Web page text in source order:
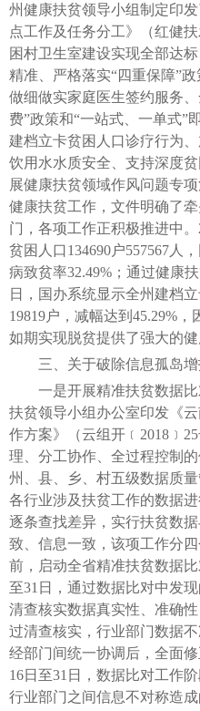
州健康扶贫领导小组制定印
点工作及任务分工》（红健
困村卫生室建设实现全部达
精准、严格落实“四重保障”
做细做实家庭医生签约服务
费”政策和“一站式、一单式”
建档立卡贫困人口诊疗行为
饮用水水质安全、支持深度
展健康扶贫领域作风问题专
健康扶贫工作，文件明确了
门，各项工作正积极推进中
贫困人口134690户557567人
病致贫率32.49%；通过健康
日，国办系统显示全州建档
19819户，减幅达到45.29%
如期实现脱贫提供了强大的健
三、关于破除信息孤岛增
一是开展精准扶贫数据比
扶贫领导小组办公室印发《
作方案》（云组开
理、分工协作、全过程控制
州、县、乡、村五级数据质
各行业涉及扶贫工作的数据
逐条查找差异，实行扶贫数
致、信息一致，该项工作分
前，启动全省精准扶贫数据
至31日，通过数据比对中发
清查核实数据真实性、准确
过清查核实，行业部门数据
经部门间统一协调后，全面
16日至31日，数据比对工作
行业部门之间信息不对称造